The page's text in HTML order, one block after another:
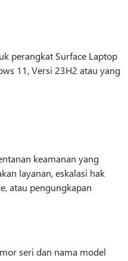
perangkat Surface Laptop
11, Versi 23H2 atau yang
keamanan yang
layanan, eskalasi hak
atau pengungkapan
seri dan nama model